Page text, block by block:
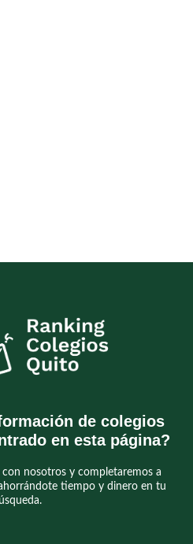
de colegios
en esta página?
nosotros y completaremos a
tiempo y dinero en tu